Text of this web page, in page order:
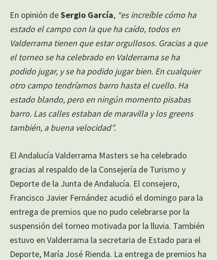
En opinión deSergio García, “es increíble cómo ha
estado el campo con la que ha caído, todos en
Valderrama tienen que estar orgullosos. Gracias a que
el torneo se ha celebrado en Valderrama se ha
podido jugar, y se ha podido jugar bien. En cualquier
otro campo tendríamos barro hasta el cuello. Ha
estado blando, pero en ningún momento pisabas
barro. Las calles estaban de maravilla y los greens
también, a buena velocidad”.
El Andalucía Valderrama Masters se ha celebrado
gracias al respaldo de la Consejería de Turismo y
Deporte de la Junta de Andalucía. El consejero,
Francisco Javier Fernández acudió el domingo para la
entrega de premios que no pudo celebrarse por la
suspensión del torneo motivada por la lluvia. También
estuvo en Valderrama la secretaria de Estado para el
Deporte, María José Rienda. La entrega de premios ha